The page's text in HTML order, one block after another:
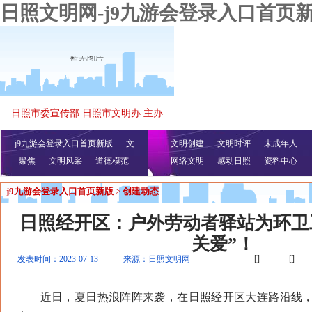
日照文明网-j9九游会登录入口首页
日照市委宣传部 日照市文明办 主办
j9九游会登录入口首页新版
文
明播报
公益视频
聚焦 文明风采 道德模范
文明创建 文明时评
未成年人
网络文明
感动日照 资料中心
j9九游会登录入口首页新版 > 创建动态
日照经开区：户外劳动者驿站为环
关爱”！
发表时间：2023-07-13 来源：日照文明网 [] []
近日，夏日热浪阵阵来袭，在日照经开区大连路沿线